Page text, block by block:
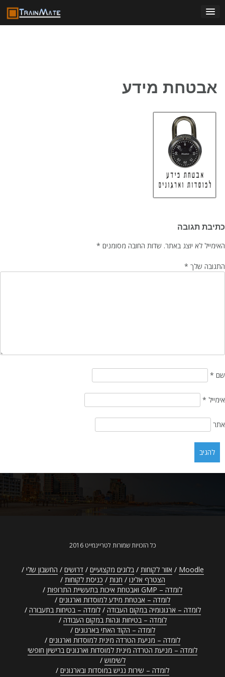
content
אבטחת מידע
כתיבת תגובה
האימייל לא יוצג באתר. שדות החובה מסומנים *
התגובה שלך *
שם *
אימייל *
אתר
כל הזכויות שמורות לטריינמייט 2016
Moodle אזור לקוחות בלוגים מקצועיים דרושים
החשבון שלי
הצטרף אלינו
חנות
כניסת לקוחות
לומדה – GMP ואבטחת איכות בתעשיית התרופות
לומדה – אבטחת מידע למוסדות וארגונים
לומדה – ארגונומיה במקום העבודה
לומדה – בטיחות בתעבורה
לומדה – בטיחות וגהות במקום העבודה
לומדה – הקוד האתי בארגונים
לומדה – מניעת הטרדה מינית למוסדות וארגונים
לומדה – מניעת הטרדה מינית למוסדות וארגונים ברישיון חופשי
לשימוש
לומדה – שירות נגיש במוסדות ובארגונים